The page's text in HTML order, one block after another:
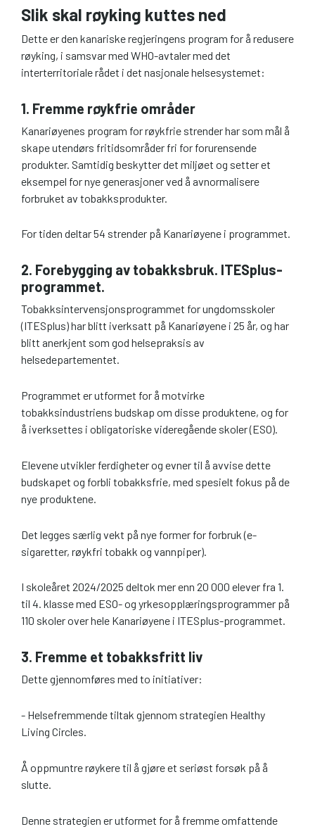
Slik skal røyking kuttes ned
Dette er den kanariske regjeringens program for å redusere
røyking, i samsvar med WHO-avtaler med det
interterritoriale rådet i det nasjonale helsesystemet:
1. Fremme røykfrie områder
Kanariøyenes program for røykfrie strender har som mål å
skape utendørs fritidsområder fri for forurensende
produkter. Samtidig beskytter det miljøet og setter et
eksempel for nye generasjoner ved å avnormalisere
forbruket av tobakksprodukter.
For tiden deltar 54 strender på Kanariøyene i programmet.
2. Forebygging av tobakksbruk. ITESplus-
programmet.
Tobakksintervensjonsprogrammet for ungdomsskoler
(ITESplus) har blitt iverksatt på Kanariøyene i 25 år, og har
blitt anerkjent som god helsepraksis av
helsedepartementet.
Programmet er utformet for å motvirke
tobakksindustriens budskap om disse produktene, og for
å iverksettes i obligatoriske videregående skoler (ESO).
Elevene utvikler ferdigheter og evner til å avvise dette
budskapet og forbli tobakksfrie, med spesielt fokus på de
nye produktene.
Det legges særlig vekt på nye former for forbruk (e-
sigaretter, røykfri tobakk og vannpiper).
I skoleåret 2024/2025 deltok mer enn 20 000 elever fra 1.
til 4. klasse med ESO- og yrkesopplæringsprogrammer på
110 skoler over hele Kanariøyene i ITESplus-programmet.
3. Fremme et tobakksfritt liv
Dette gjennomføres med to initiativer:
- Helsefremmende tiltak gjennom strategien Healthy
Living Circles.
Å oppmuntre røykere til å gjøre et seriøst forsøk på å
slutte.
Denne strategien er utformet for å fremme omfattende